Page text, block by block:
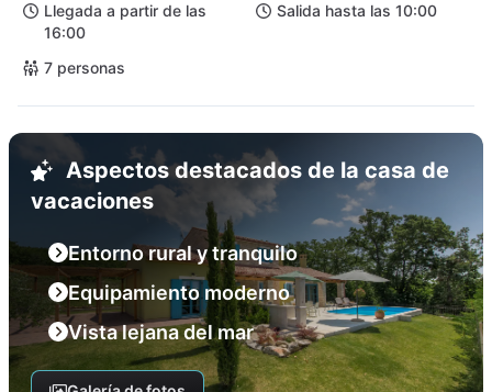
Llegada a partir de las
16:00
Salida hasta las 10:00
7 personas
Aspectos destacados de la casa de
vacaciones
Entorno rural y tranquilo
Equipamiento moderno
Vista lejana del mar